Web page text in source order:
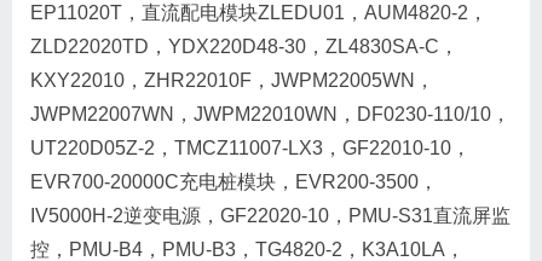
EP11020T，直流配电模块ZLEDU01，AUM4820-2，
ZLD22020TD，YDX220D48-30，ZL4830SA-C，
KXY22010，ZHR22010F，JWPM22005WN，
JWPM22007WN，JWPM22010WN，DF0230-110/10，
UT220D05Z-2，TMCZ11007-LX3，GF22010-10，
EVR700-20000C充电桩模块，EVR200-3500，
IV5000H-2逆变电源，GF22020-10，PMU-S31直流屏监
控，PMU-B4，PMU-B3，TG4820-2，K3A10LA，